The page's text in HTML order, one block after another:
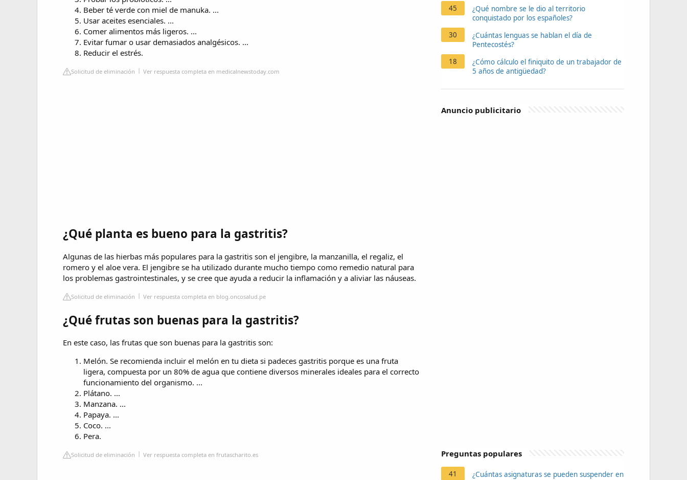
Beber té verde con miel de manuka. ...
Usar aceites esenciales. ...
Comer alimentos más ligeros. ...
Evitar fumar o usar demasiados analgésicos. ...
Reducir el estrés.
Solicitud de eliminación Ver respuesta completa en medicalnewstoday.com
¿Qué planta es bueno para la gastritis?
Algunas de las hierbas más populares para la gastritis son el jengibre, la manzanilla, el regaliz, el
romero y el aloe vera. El jengibre se ha utilizado durante mucho tiempo como remedio natural para
los problemas gastrointestinales, y se cree que ayuda a reducir la inflamación y a aliviar las náuseas.
Solicitud de eliminación Ver respuesta completa en blog.oncosalud.pe
¿Qué frutas son buenas para la gastritis?
En este caso, las frutas que son buenas para la gastritis son:
Melón. Se recomienda incluir el melón en tu dieta si padeces gastritis porque es una fruta
ligera, compuesta por un 80% de agua que contiene diversos minerales ideales para el correcto
funcionamiento del organismo. ...
Plátano. ...
Manzana. ...
Papaya. ...
Coco. ...
Pera.
Solicitud de eliminación Ver respuesta completa en frutascharito.es
45
¿Qué nombre se le dio al territorio
conquistado por los españoles?
30
¿Cuántas lenguas se hablan el día de
Pentecostés?
18
¿Cómo cálculo el finiquito de un trabajador de
5 años de antigüedad?
Anuncio publicitario
Preguntas populares
41
¿Cuántas asignaturas se pueden suspender en